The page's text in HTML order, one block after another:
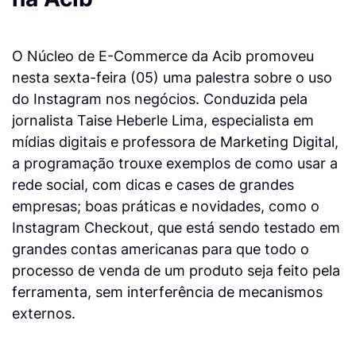
O Núcleo de E-Commerce da Acib promoveu
nesta sexta-feira (05) uma palestra sobre o uso
do Instagram nos negócios. Conduzida pela
jornalista Taise Heberle Lima, especialista em
mídias digitais e professora de Marketing Digital,
a programação trouxe exemplos de como usar a
rede social, com dicas e cases de grandes
empresas; boas práticas e novidades, como o
Instagram Checkout, que está sendo testado em
grandes contas americanas para que todo o
processo de venda de um produto seja feito pela
ferramenta, sem interferência de mecanismos
externos.